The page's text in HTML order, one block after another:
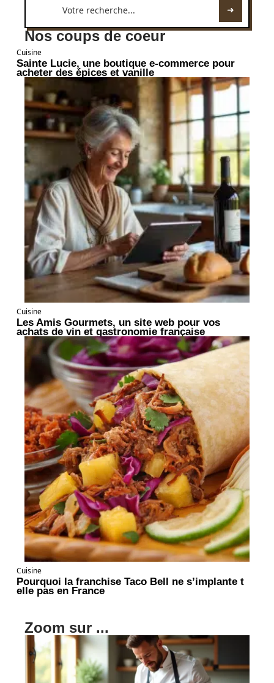
Nos coups de coeur
Cuisine
Sainte Lucie, une boutique e-commerce pour
acheter des épices et vanille
Cuisine
Les Amis Gourmets, un site web pour vos
achats de vin et gastronomie française
Cuisine
Pourquoi la franchise Taco Bell ne s’implante t
elle pas en France
Zoom sur ...